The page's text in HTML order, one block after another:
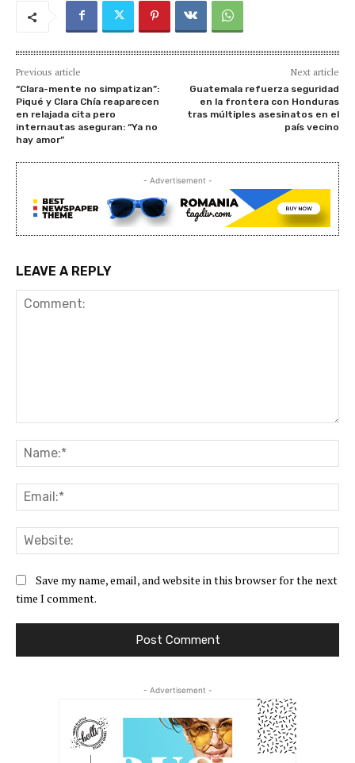
Previous article
“Clara-mente no simpatizan”:
Piqué y Clara Chía reaparecen
en relajada cita pero
internautas aseguran: “Ya no
hay amor”
Next article
Guatemala refuerza seguridad
en la frontera con Honduras
tras múltiples asesinatos en el
país vecino
- Advertisement -
LEAVE A REPLY
Save my name, email, and website in this browser for the next
time I comment.
- Advertisement -